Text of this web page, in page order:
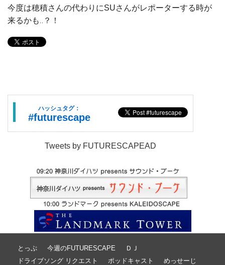
今度は穂積さんの代わりにSUさんがレポーターする時が
来るかも‥？！
ハッシュタグ：
#futurescape
Tweets by FUTURESCAPEAD
とっぷ 今週のFUTURESCAPE
ＤＪ
ドライブソング リクエスト
ポッドキャスト めっせーじ